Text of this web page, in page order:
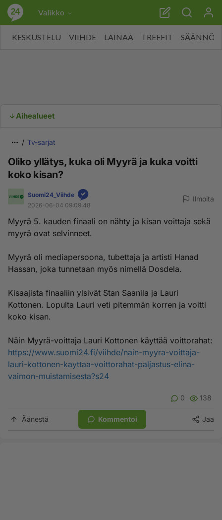
Valikko
KESKUSTELU VIIHDE LAINAA TREFFIT SÄÄNNÖT
Aihealueet
Tv-sarjat
Oliko yllätys, kuka oli Myyrä ja kuka voitti
koko kisan?
Suomi24_Viihde
2026-06-04 09:09:48
Ilmoita
Myyrä 5. kauden finaali on nähty ja kisan voittaja sekä
myyrä ovat selvinneet.
Myyrä oli mediapersoona, tubettaja ja artisti Hanad
Hassan, joka tunnetaan myös nimellä Dosdela.
Kisaajista finaaliin ylsivät Stan Saanila ja Lauri
Kottonen. Lopulta Lauri veti pitemmän korren ja voitti
koko kisan.
Näin Myyrä-voittaja Lauri Kottonen käyttää voittorahat:
https://www.suomi24.fi/viihde/nain-myyra-voittaja-
lauri-kottonen-kayttaa-voittorahat-paljastus-elina-
vaimon-muistamisesta?s24
0 138
Äänestä Kommentoi Jaa